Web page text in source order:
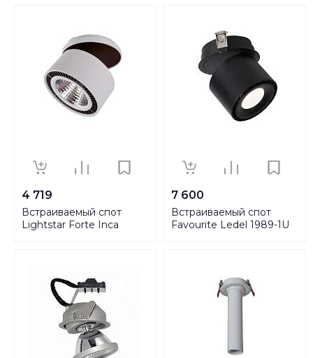
4 719
Встраиваемый спот
Lightstar Forte Inca
7 600
Встраиваемый спот
Favourite Ledel 1989-1U